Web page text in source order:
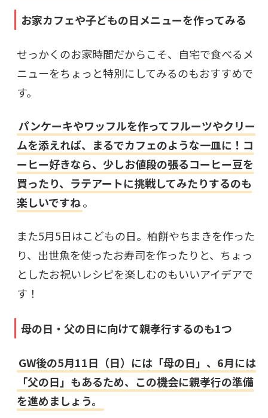
お家カフェや子どもの日メニューを作ってみる
せっかくのお家時間だからこそ、自宅で食べるメ
ニューをちょっと特別にしてみるのもおすすめで
す。
パンケーキやワッフルを作ってフルーツやクリー
ムを添えれば、まるでカフェのような一皿に！コ
ーヒー好きなら、少しお値段の張るコーヒー豆を
買ったり、ラテアートに挑戦してみたりするのも
楽しいですね。
また5月5日はこどもの日。柏餅やちまきを作った
り、出世魚を使ったお寿司を作ったりと、ちょっ
としたお祝いレシピを楽しむのもいいアイデアで
す！
母の日・父の日に向けて親孝行するのも1つ
GW後の5月11日（日）には「母の日」、6月には
「父の日」もあるため、この機会に親孝行の準備
を進めましょう。